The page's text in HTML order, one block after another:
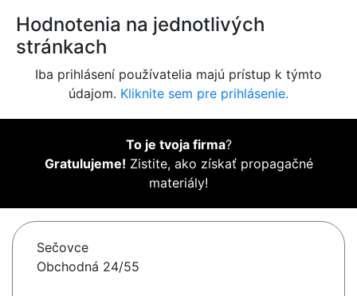
Hodnotenia na jednotlivých
stránkach
Iba prihlásení používatelia majú prístup k týmto
údajom. Kliknite sem pre prihlásenie.
To je tvoja firma?
Gratulujeme! Zistite, ako získať propagačné
materiály!
Sečovce
Obchodná 24/55